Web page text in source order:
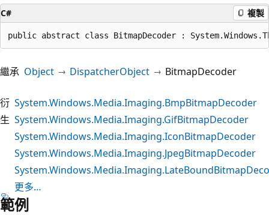
C# 複製
public abstract class BitmapDecoder :
繼承 Object DispatcherObject BitmapDecoder
衍
生
System.Windows.Media.Imaging.BmpBitmapDecoder
System.Windows.Media.Imaging.GifBitmapDecoder
System.Windows.Media.Imaging.IconBitmapDecoder
System.Windows.Media.Imaging.JpegBitmapDecoder
更多…
範例